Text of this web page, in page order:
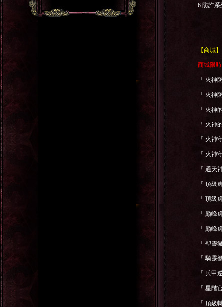
6.防詐系
【商城】
商城限
「 火神
「 火神
「 火神
「 火神
「 火神
「 火神
「 通天
「 頂級
「 頂級
「 巔峰
「 巔峰
「 聖靈
「 騎靈
「 兵甲
「 星階
「 頂級